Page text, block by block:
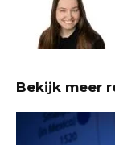
Bekijk meer